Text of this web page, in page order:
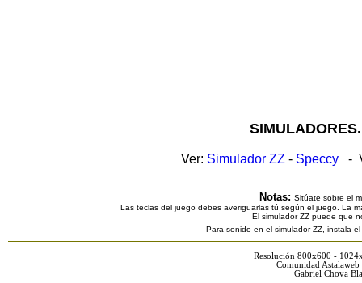
Ver: Simulador ZZ - Speccy -
Notas: Sitúate sobre el
Las teclas del juego debes averiguarlas tú según el juego. La
El simulador ZZ puede que
Para sonido en el simulador ZZ, instala
Resolución 800x600 -
Comunidad
Gabriel Chova